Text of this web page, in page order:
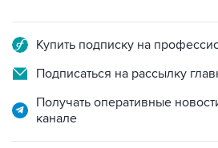
Купить подписку на
Подписаться на рассылку
Получать оперативные
канале